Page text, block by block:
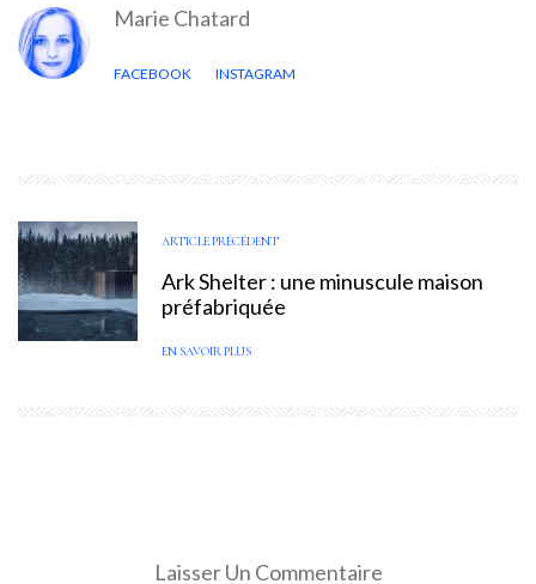
Marie Chatard
FACEBOOK INSTAGRAM
ARTICLE PRÉCÉDENT
Ark Shelter : une minuscule maison
préfabriquée
EN SAVOIR PLUS
Laisser Un Commentaire